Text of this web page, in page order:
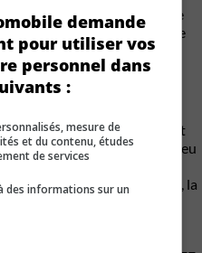
sait absolument rien pour le
dans les deux cas, le véhicule
!
sophistiquée, de la
du confort princier que
données techniques paraît
FX a conçu ce véhicule un peu
son chapeau.
un an. Sa maison-mère, la
a annoncé sa création en
seconde marque, avec la
Qui plus est, on la
demande
pour utiliser vos
personnel dans
:
mesure de
et du contenu, études
de services
des informations sur un